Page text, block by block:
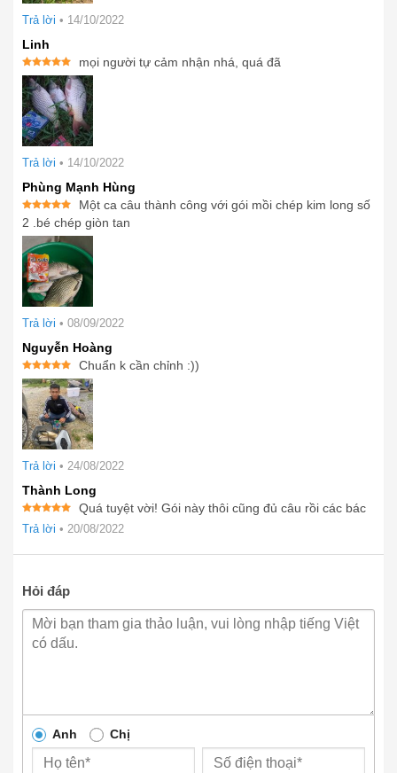
Trả lời • 14/10/2022
Linh
Được xếp
hạng55
sao
mọi người tự cảm nhận nhá, quá đã
Trả lời • 14/10/2022
Phùng Mạnh Hùng
Được xếp
hạng5 5
sao
Một ca câu thành công với gói mồi chép kim long số
2 .bé chép giòn tan
Trả lời • 08/09/2022
Nguyễn Hoàng
Được xếp
hạng55
sao
Chuẩn k cần chỉnh :))
Trả lời • 24/08/2022
Thành Long
Được xếp
hạng55
Quá tuyệt vời! Gói này thôi cũng đủ câu rồi các bác
Trả lời • 20/08/2022
Hỏi đáp
Anh Chị